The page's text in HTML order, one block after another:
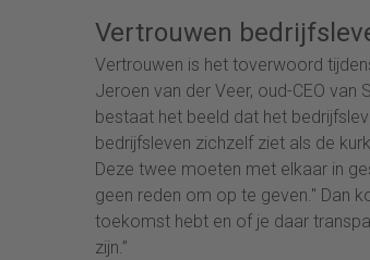
Vertrouwen
Vertrouwen is het toverwoord
Jeroen van der Veer, oud-CEO
bestaat het beeld dat het
bedrijfsleven zichzelf ziet als de
Deze twee moeten met elkaar in
geen reden om op te geven." Dan
toekomst hebt en of je daar
zijn.”